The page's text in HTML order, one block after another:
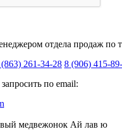
отдела продаж по
261-34-28 8 (906) 415-
по email:
медвежонок Ай лав ю